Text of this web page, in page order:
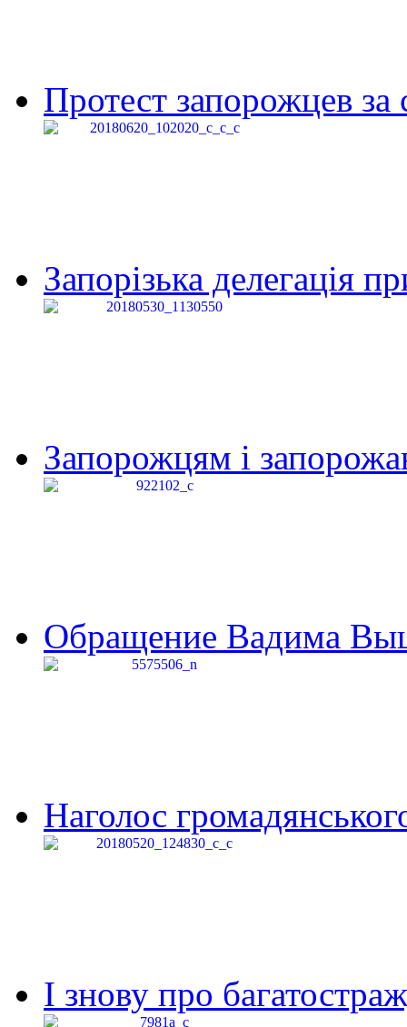
Протест запорожцев за
Запорізька делегація
Запорожцям і
Обращение Вадима
Наголос
І знову про